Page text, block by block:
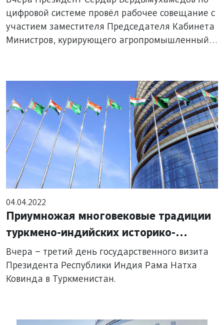
цифровой системе провёл рабочее совещание с
участием заместителя Председателя Кабинета
Министров, курирующего агропромышленный
экономического развития регионов и ход
сезонных сельхозработ.
04.04.2022
Приумножая многовековые традиции
туркмено-индийских историко-
культурных связей
Вчера – третий день государственного визита
Президента Республики Индия Рама Натха
Ковинда в Туркменистан.